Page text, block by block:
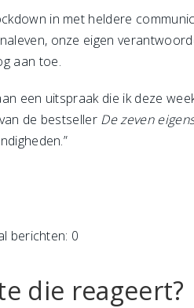
in met heldere
onze eigen
aan toe.
een uitspraak die ik deze
de bestseller De zeven
berichten: 0
die reageert?